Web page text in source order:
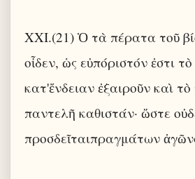
XXI.(21) Ὁ τὰ πέρατα τοῦ
οἶδεν, ὡς εὐπόριστόν ἐστι
κατ'ἔνδειαν ἐξαιροῦν καὶ
παντελῆ καθιστάν· ὥστε
προσδεῖταιπραγμάτων